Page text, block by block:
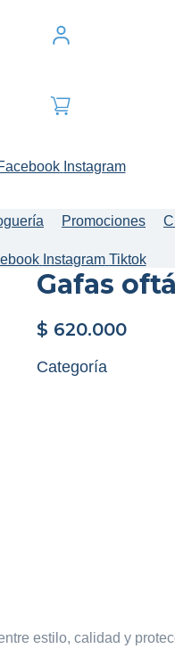
Instagram
Promociones
Instagram Tiktok
Gafas
$ 620.000
Categoría
estilo, calidad y